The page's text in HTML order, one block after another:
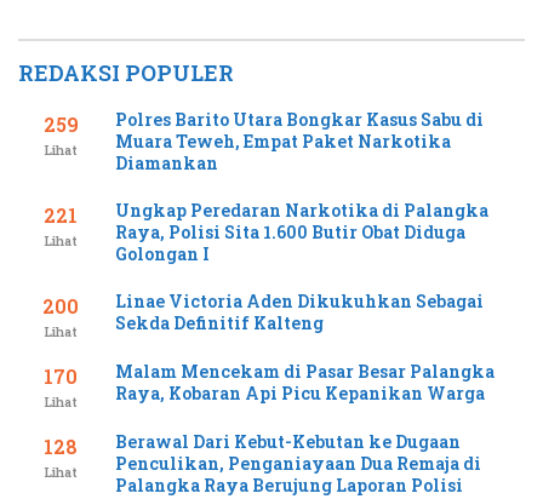
REDAKSI POPULER
259
Lihat
Polres Barito Utara Bongkar Kasus Sabu di
Muara Teweh, Empat Paket Narkotika
Diamankan
221
Lihat
Ungkap Peredaran Narkotika di Palangka
Raya, Polisi Sita 1.600 Butir Obat Diduga
Golongan I
200
Lihat
Linae Victoria Aden Dikukuhkan Sebagai
Sekda Definitif Kalteng
170
Lihat
Malam Mencekam di Pasar Besar Palangka
Raya, Kobaran Api Picu Kepanikan Warga
128
Lihat
Berawal Dari Kebut-Kebutan ke Dugaan
Penculikan, Penganiayaan Dua Remaja di
Palangka Raya Berujung Laporan Polisi